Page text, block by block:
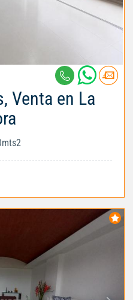
Venta en La